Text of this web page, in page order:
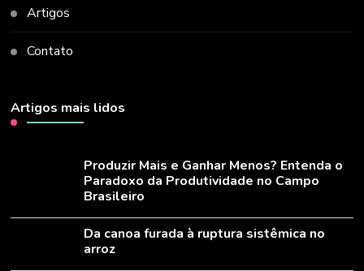
Artigos
Contato
Artigos mais lidos
Produzir Mais e Ganhar Menos? Entenda o
Paradoxo da Produtividade no Campo
Brasileiro
Da canoa furada à ruptura sistêmica no
arroz